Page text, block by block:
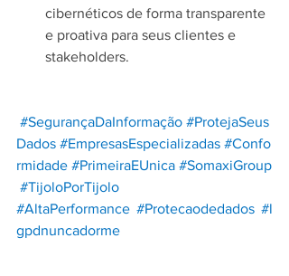
cibernéticos de forma transparente
e proativa para seus clientes e
stakeholders.
#SegurançaDaInformação #ProtejaSeus
Dados #EmpresasEspecializadas #Confo
rmidade #PrimeiraEUnica #SomaxiGroup
#TijoloPorTijolo
#AltaPerformance #Protecaodedados #l
gpdnuncadorme